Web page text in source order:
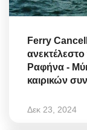
Ferry
Ραφήνα -
καιρικών
Δεκ 23, 2024